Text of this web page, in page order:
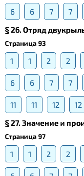
6 6 7 7
§ 26. Отряд
Страница 93
1 1 2 2
6 6 7 7
11 11 12
12
§ 27. Значение и
Страница 97
1 1 2 2